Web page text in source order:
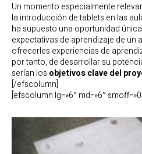
Un momento especialmente
la introducción de tablets en las
ha supuesto una oportunidad
expectativas de aprendizaje de un
ofrecerles experiencias de
por tanto, de desarrollar su
serían los objetivos clave del
[/efscolumn]
[efscolumn lg=»6″ md=»6″